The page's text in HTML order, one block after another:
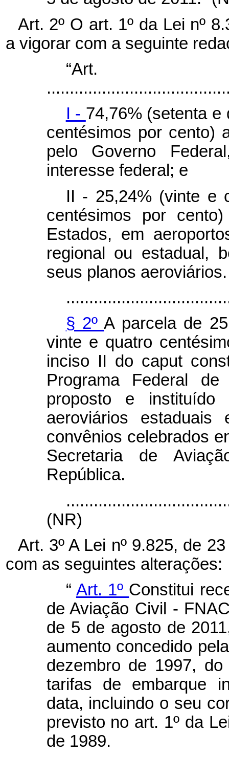
Art. 2º O art. 1º da Lei nº
a vigorar com a seguinte
I - 74,76% (setenta e
centésimos por cento)
pelo Governo
interesse federal; e
II - 25,24% (vinte e
centésimos por
Estados, em
regional ou estadual,
seus planos aeroviários.
§ 2ºA parcela de
vinte e quatro
inciso II do caput
Programa Federal
proposto e
aeroviários
convênios celebrados
Secretaria de
República.
(NR)
Art. 3º A Lei nº 9.825, de
com as seguintes alterações:
“ Art. 1º Constitui
de Aviação Civil -
de 5 de agosto de
aumento concedido
dezembro de 1997,
tarifas de embarque
data, incluindo o seu
previsto no art. 1º da
de 1989.